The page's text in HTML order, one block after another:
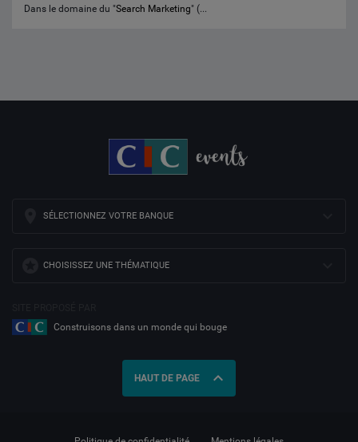
Dans le domaine du "Search Marketing" (...
SÉLECTIONNEZ VOTRE BANQUE
CHOISISSEZ UNE THÉMATIQUE
Construisons dans un monde qui bouge
HAUT DE PAGE expand_less